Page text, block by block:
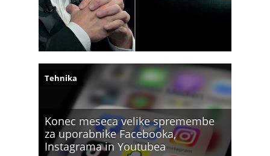
Konec meseca velike spremembe
za uporabnike Facebooka,
Instagrama in Youtubea
Tehnika